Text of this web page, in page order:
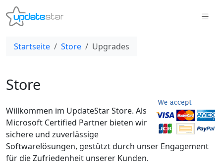
Startseite Store Upgrades
Store
Willkommen im UpdateStar Store. Als
Microsoft Certified Partner bieten wir
sichere und zuverlässige
Softwarelösungen, gestützt durch unser Engagement
für die Zufriedenheit unserer Kunden.